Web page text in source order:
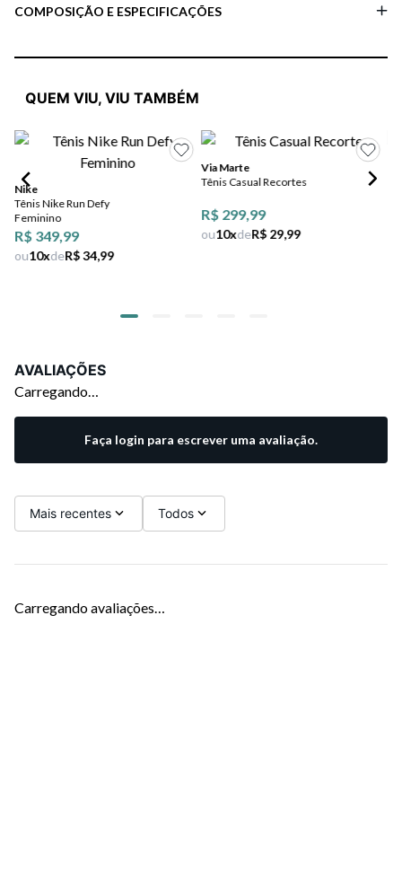
COMPOSIÇÃO E ESPECIFICAÇÕES
QUEM VIU, VIU TAMBÉM
Nike
Tênis Nike Run Defy
Feminino
R$ 349,99
ou10xdeR$ 34,99
Via Marte
Tênis Casual Recortes
R$ 299,99
ou10xdeR$ 29,99
AVALIAÇÕES
Carregando…
Faça login para escrever uma avaliação.
Mais recentes Todos
Carregando avaliações…